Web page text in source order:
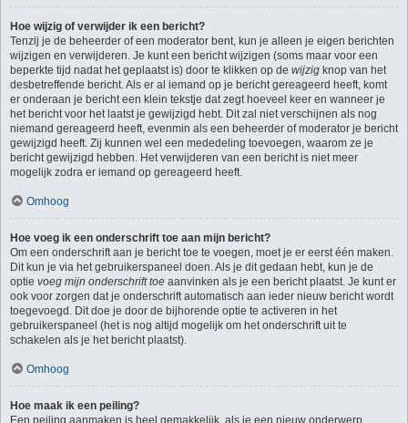
Hoe wijzig of verwijder ik een bericht?
Tenzij je de beheerder of een moderator bent, kun je alleen je eigen berichten
wijzigen en verwijderen. Je kunt een bericht wijzigen (soms maar voor een
beperkte tijd nadat het geplaatst is) door te klikken op de wijzig knop van het
desbetreffende bericht. Als er al iemand op je bericht gereageerd heeft, komt
er onderaan je bericht een klein tekstje dat zegt hoeveel keer en wanneer je
het bericht voor het laatst je gewijzigd hebt. Dit zal niet verschijnen als nog
niemand gereageerd heeft, evenmin als een beheerder of moderator je bericht
gewijzigd heeft. Zij kunnen wel een mededeling toevoegen, waarom ze je
bericht gewijzigd hebben. Het verwijderen van een bericht is niet meer
mogelijk zodra er iemand op gereageerd heeft.
Omhoog
Hoe voeg ik een onderschrift toe aan mijn bericht?
Om een onderschrift aan je bericht toe te voegen, moet je er eerst één maken.
Dit kun je via het gebruikerspaneel doen. Als je dit gedaan hebt, kun je de
optie voeg mijn onderschrift toe aanvinken als je een bericht plaatst. Je kunt er
ook voor zorgen dat je onderschrift automatisch aan ieder nieuw bericht wordt
toegevoegd. Dit doe je door de bijhorende optie te activeren in het
gebruikerspaneel (het is nog altijd mogelijk om het onderschrift uit te
schakelen als je het bericht plaatst).
Omhoog
Hoe maak ik een peiling?
Een peiling aanmaken is heel gemakkelijk, als je een nieuw onderwerp